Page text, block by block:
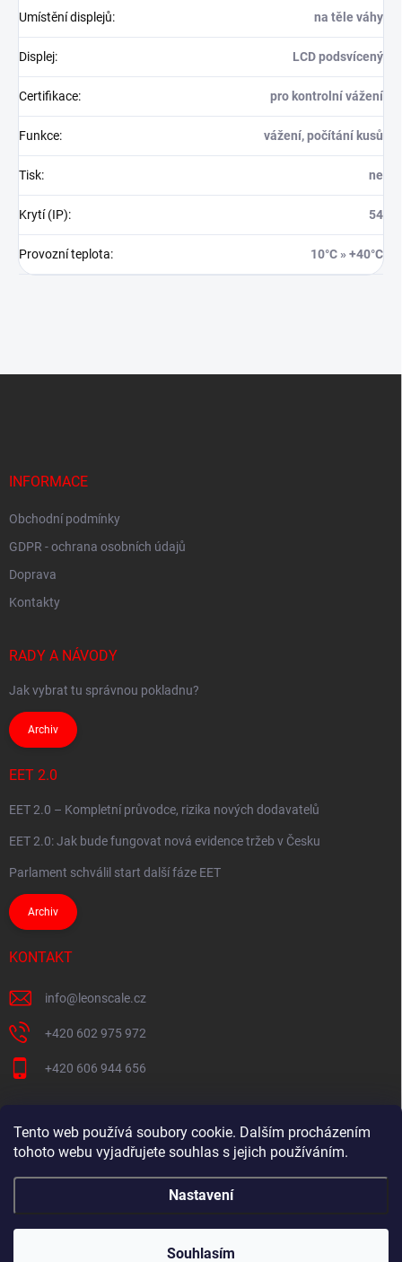
Tento web používá soubory cookie. Dalším procházením
tohoto webu vyjadřujete souhlas s jejich používáním.
Nastavení
Souhlasím
Umístění displejů: na těle váhy
Displej: LCD podsvícený
Certifikace: pro kontrolní vážení
Funkce: vážení, počítání kusů
Tisk: ne
Krytí (IP): 54
Provozní teplota: 10°C » +40°C
INFORMACE
Obchodní podmínky
GDPR - ochrana osobních údajů
Doprava
Kontakty
RADY A NÁVODY
Jak vybrat tu správnou pokladnu?
Archiv
EET 2.0
EET 2.0 – Kompletní průvodce, rizika nových dodavatelů
EET 2.0: Jak bude fungovat nová evidence tržeb v Česku
Parlament schválil start další fáze EET
Archiv
KONTAKT
info@ leonscale.cz
+420 602 975 972
+420 606 944 656
Partner webu
Pokladny-vahy.cz . Všechna práva vyhrazena.